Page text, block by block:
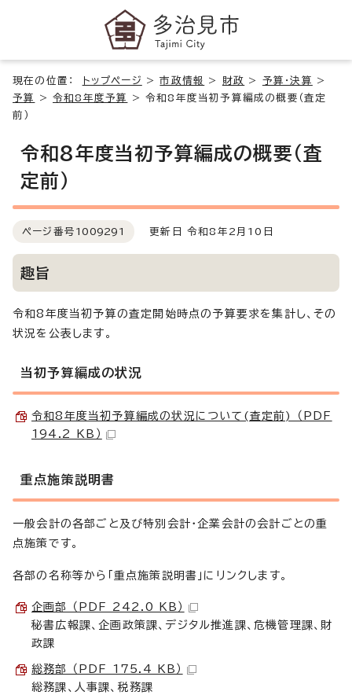
現在の位置： トップページ >市政情報 > 財政 > 予算・決算
>
予算
>令和8年度予算 >令和8年度当初予算編成の概要（査定
前）
令和8年度当初予算編成の概要（査
定前）
ページ番号 1009291 更新日 令和8年2月10日
趣旨
令和8年度当初予算の査定開始時点の予算要求を集計し、その
状況を公表します。
当初予算編成の状況
令和8年度当初予算編成の状況について(査定前) （PDF
194.2 KB）
重点施策説明書
一般会計の各部ごと及び特別会計・企業会計の会計ごとの重
点施策です。
各部の名称等から「重点施策説明書」にリンクします。
企画部 （PDF 242.0 KB）
秘書広報課、企画政策課、デジタル推進課、危機管理課、財
政課
総務部 （PDF 175.4 KB）
総務課、人事課、税務課